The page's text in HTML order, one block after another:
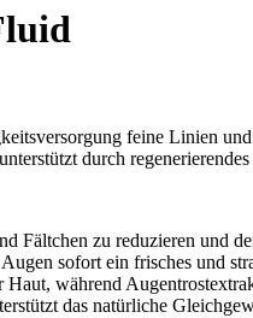
feine Linien
durch
Fältchen zu reduzieren und
sofort ein frisches und
während
das natürliche